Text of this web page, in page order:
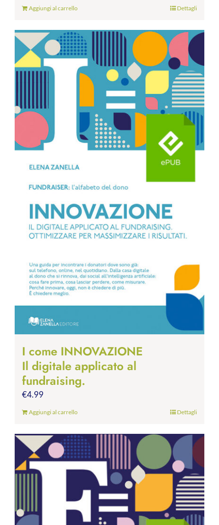
Aggiungi al carrello Dettagli
I come INNOVAZIONE
Il digitale applicato al
fundraising.
€4.99
Aggiungi al carrello Dettagli